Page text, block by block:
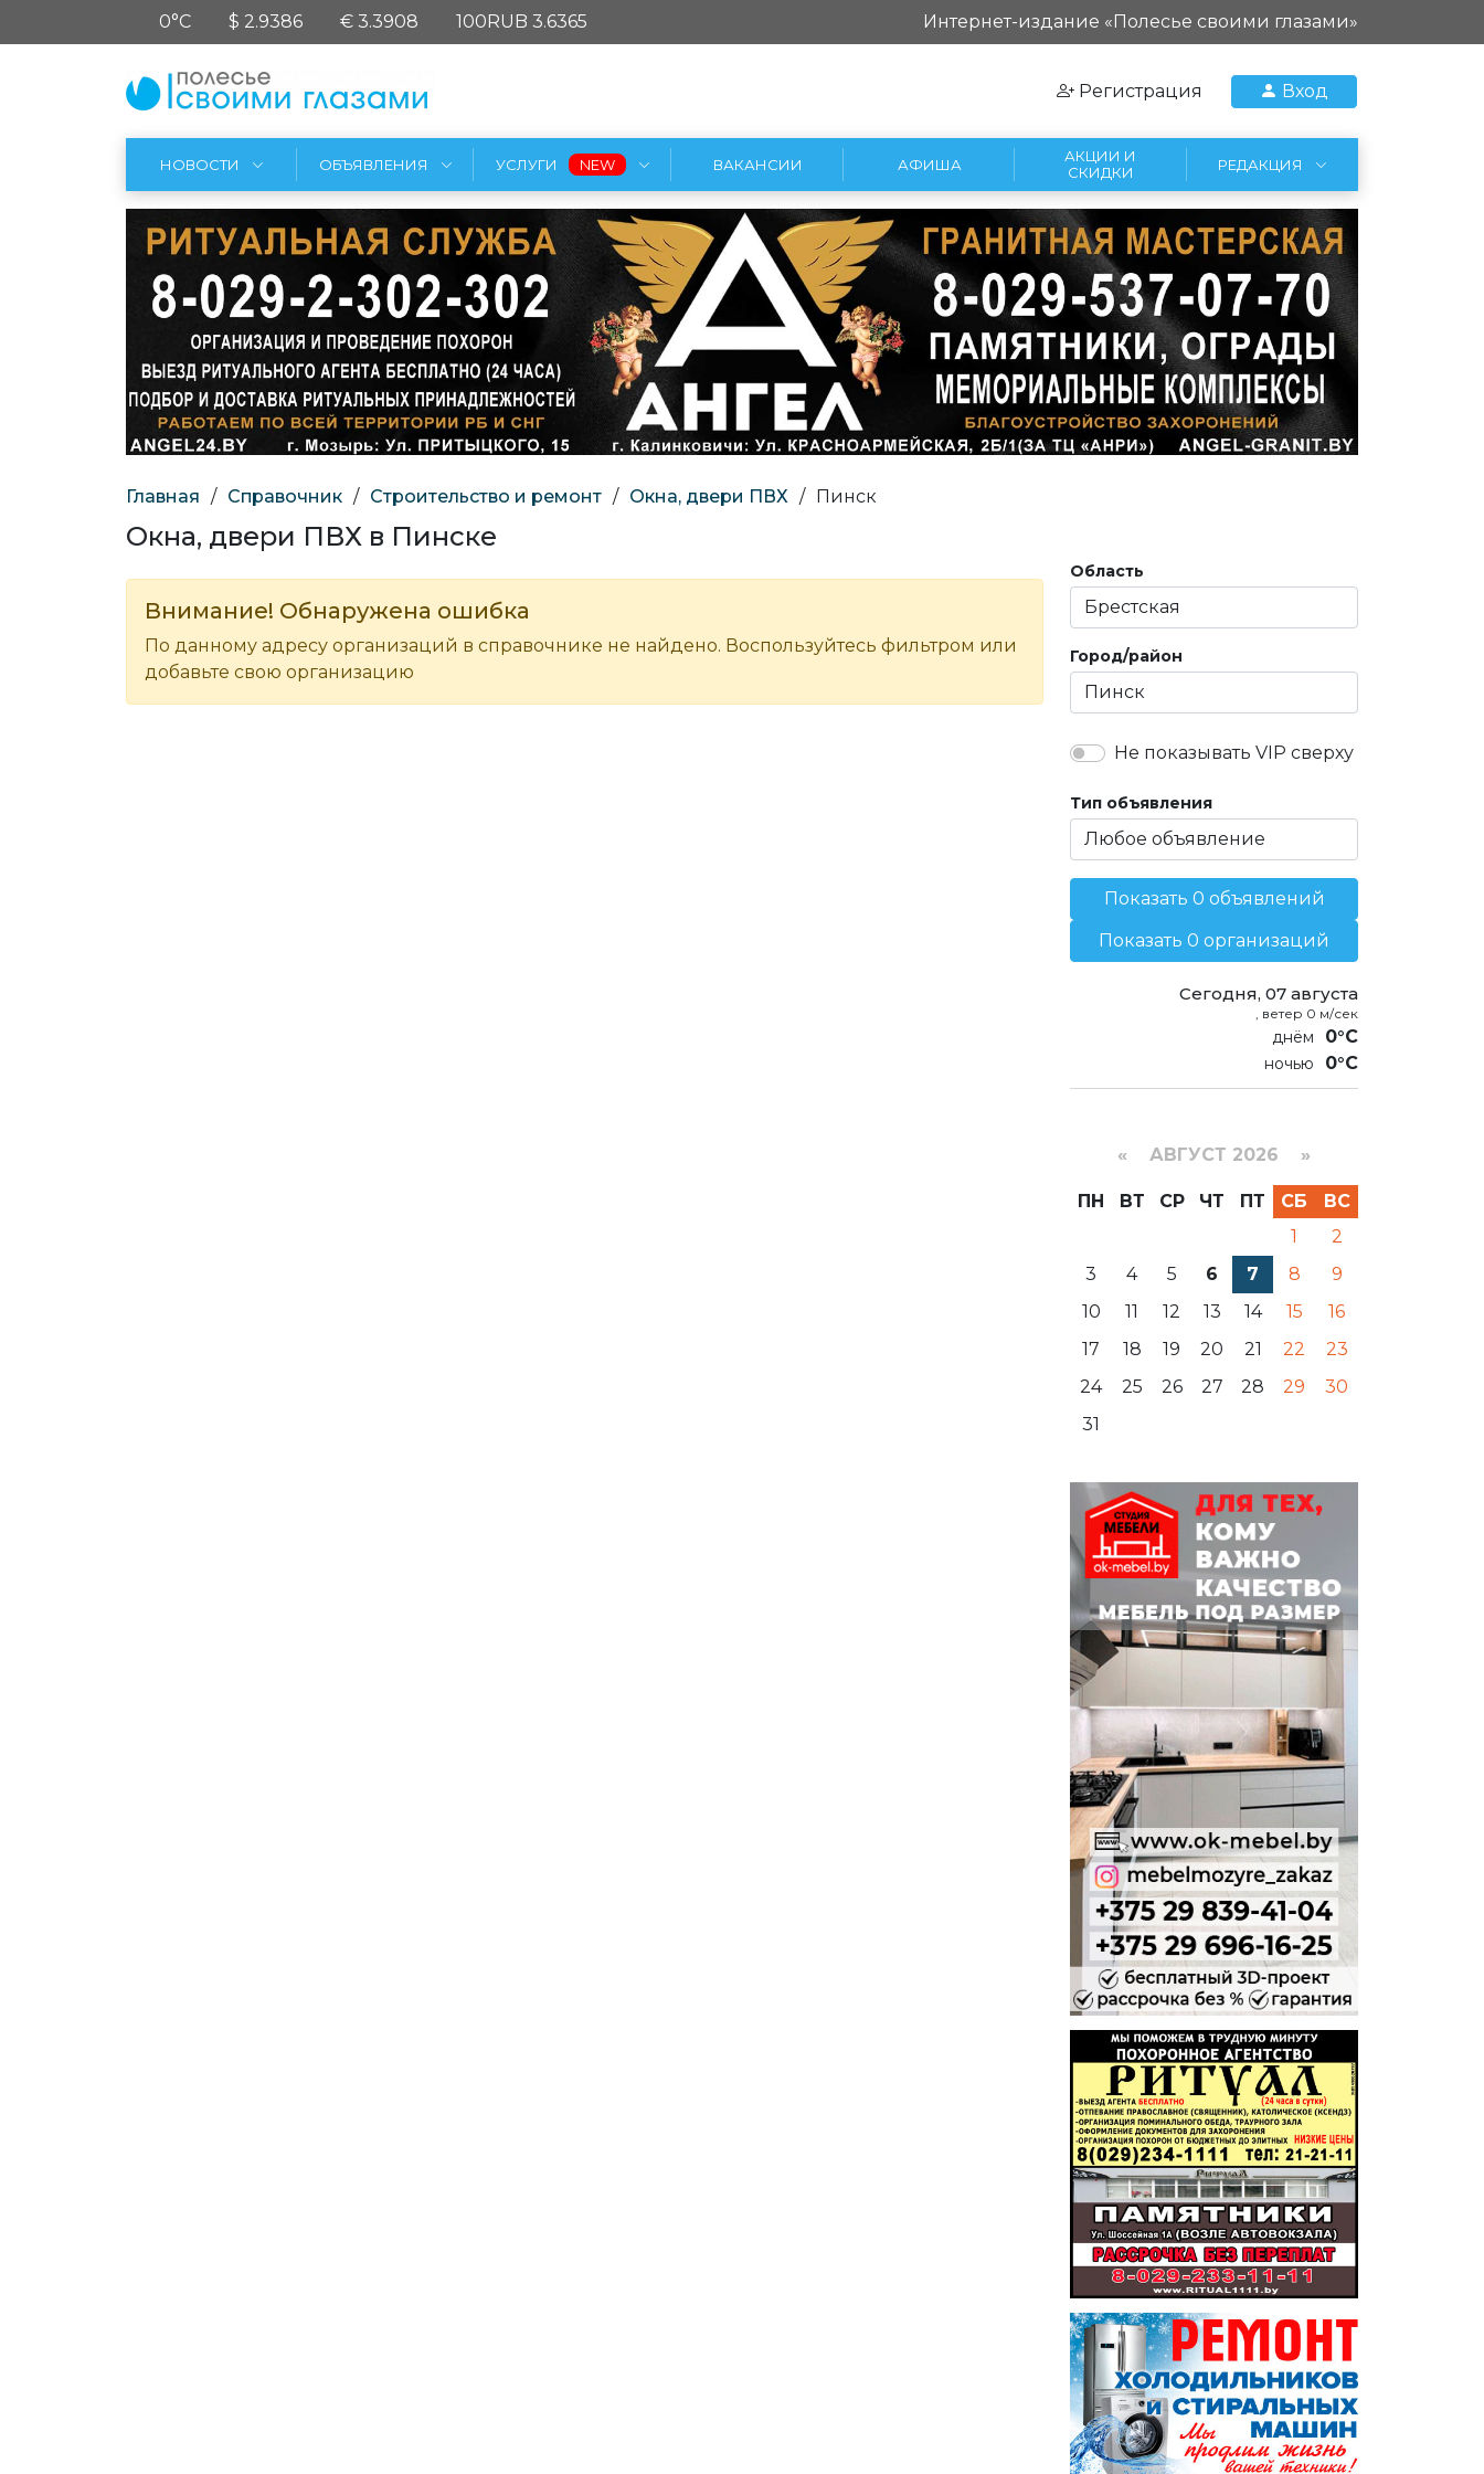
0°C $ 2.9386 € 3.3908 100RUB 3.6365 Интернет-издание «Полесье своими глазами»
Регистрация Вход
НОВОСТИ ОБЪЯВЛЕНИЯ УСЛУГИ ВАКАНСИИ АФИША
АКЦИИ И
СКИДКИ
РЕДАКЦИЯ
Главная / Справочник / Строительство и ремонт / Окна, двери ПВХ / Пинск
Окна, двери ПВХ в Пинске
Внимание! Обнаружена ошибка
По данному адресу организаций в справочнике не найдено. Воспользуйтесь фильтром или
добавьте свою организацию
Область
Город/район
Не показывать VIP сверху
Тип объявления
Показать 0 объявлений
Показать 0 организаций
Сегодня, 07 августа
, ветер 0 м/сек
0°C
0°C
« АВГУСТ 2026 »
ПН ВТ СР ЧТ ПТ СБ
ВС
1
2
3
4 5 6 7 8
9
10
11 12 13 14 15
16
17
18 19 20 21 22
23
24
25 26 27 28 29
30
31